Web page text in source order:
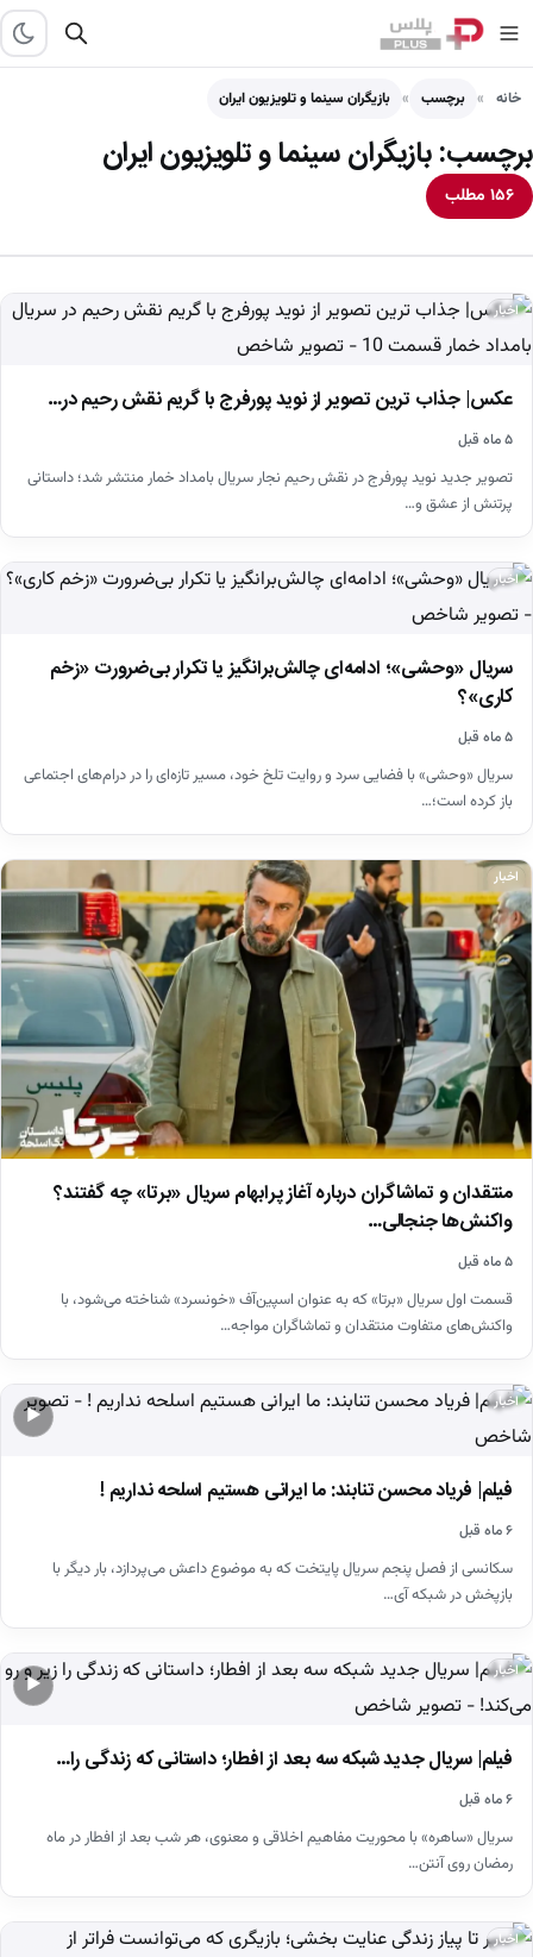
خانه برچسب بازیگران سینما و تلویزیون ایران
برچسب:بازیگران سینما و تلویزیون ایران
۱۵۶ مطلب
اخبار
عکس| جذاب ترین تصویر از نوید پورفرج با گریم نقش رحیم در…
۵ ماه قبل
تصویر جدید نوید پورفرج در نقش رحیم نجار سریال بامداد خمار منتشر شد؛ داستانی
پرتنش از عشق و…
اخبار
سریال «وحشی»؛ ادامه‌ای چالش‌برانگیز یا تکرار بی‌ضرورت «زخم
کاری»؟
۵ ماه قبل
سریال «وحشی» با فضایی سرد و روایت تلخ خود، مسیر تازه‌ای را در درام‌های اجتماعی
باز کرده است؛…
اخبار
منتقدان و تماشاگران درباره آغاز پرابهام سریال «برتا» چه گفتند؟
واکنش‌ها جنجالی…
۵ ماه قبل
قسمت اول سریال «برتا» که به عنوان اسپین‌آف «خونسرد» شناخته می‌شود، با
واکنش‌های متفاوت منتقدان و تماشاگران مواجه…
▶
اخبار
فیلم| فریاد محسن تنابند: ما ایرانی هستیم اسلحه نداریم !
۶ ماه قبل
سکانسی از فصل پنجم سریال پایتخت که به موضوع داعش می‌پردازد، بار دیگر با
بازپخش در شبکه آی…
▶
اخبار
فیلم| سریال جدید شبکه سه بعد از افطار؛ داستانی که زندگی را…
۶ ماه قبل
سریال «ساهره» با محوریت مفاهیم اخلاقی و معنوی، هر شب بعد از افطار در ماه
رمضان روی آنتن…
اخبار